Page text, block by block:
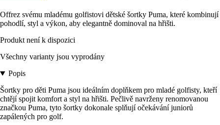
Offrez svému mladému golfistovi dětské šortky Puma, které kombinují
pohodlí, styl a výkon, aby elegantně dominoval na hřišti.
Produkt není k dispozici
Všechny varianty jsou vyprodány
Popis
Šortky pro děti Puma jsou ideálním doplňkem pro mladé golfisty, kteří
chtějí spojit komfort a styl na hřišti. Pečlivě navrženy renomovanou
značkou Puma, tyto šortky dokonale splňují očekávání juniorů
zapálených pro golf.